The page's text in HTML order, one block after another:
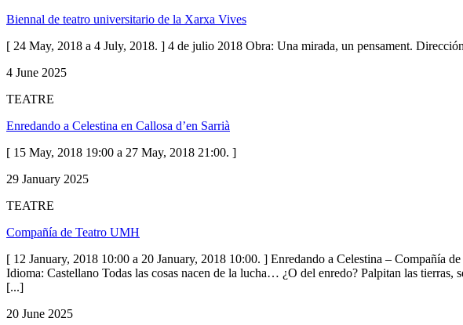
Biennal de teatro universitario de la Xarxa Vives
[ 24 May, 2018 a 4 July, 2018. ] 4 de julio 2018 Obra: Una mirada, un pensament.
4 June 2025
TEATRE
Enredando a Celestina en Callosa d’en Sarrià
[ 15 May, 2018 19:00 a 27 May, 2018 21:00. ]
29 January 2025
TEATRE
Compañía de Teatro UMH
[ 12 January, 2018 10:00 a 20 January, 2018 10:00. ] Enredando a Celestina –
Idioma: Castellano Todas las cosas nacen de la lucha… ¿O del enredo? Palpitan las tierras,
[...]
20 June 2025